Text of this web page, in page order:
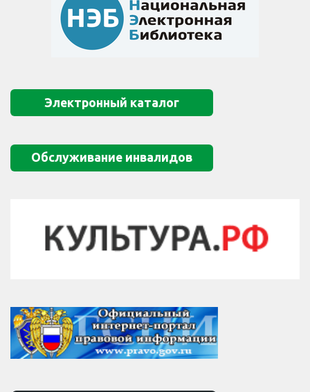
Электронный каталог
Обслуживание инвалидов